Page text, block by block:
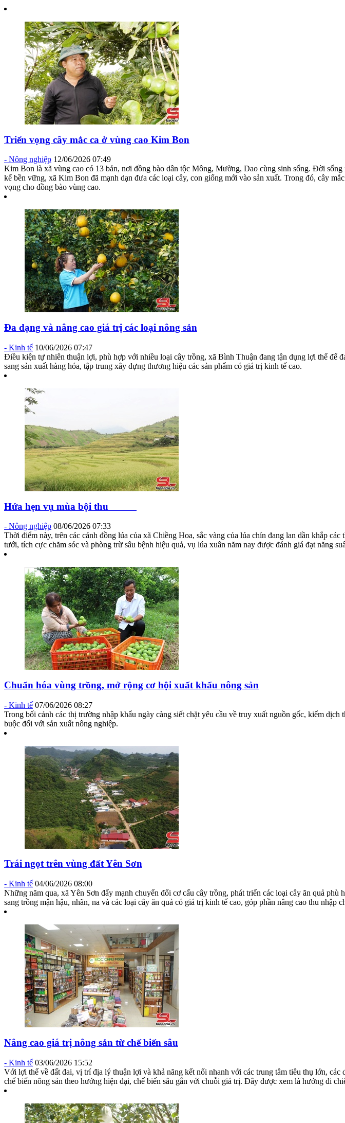
Triển vọng cây mắc ca ở vùng cao Kim Bon
- Nông nghiệp 12/06/2026 07:49
Kim Bon là xã vùng cao có 13 bản, nơi đồng bào dân tộc Mông, Mường, Dao cùng sinh sống. Đời
kế bền vững, xã Kim Bon đã mạnh dạn đưa các loại cây, con giống mới vào sản xuất. Trong đó, cây
vọng cho đồng bào vùng cao.
Đa dạng và nâng cao giá trị các loại nông sản
- Kinh tế 10/06/2026 07:47
Điều kiện tự nhiên thuận lợi, phù hợp với nhiều loại cây trồng, xã Bình Thuận đang tận dụng lợi thế để
sang sản xuất hàng hóa, tập trung xây dựng thương hiệu các sản phẩm có giá trị kinh tế cao.
Hứa hẹn vụ mùa bội thu
- Nông nghiệp 08/06/2026 07:33
Thời điểm này, trên các cánh đồng lúa của xã Chiềng Hoa, sắc vàng của lúa chín đang lan dần khắp
tưới, tích cực chăm sóc và phòng trừ sâu bệnh hiệu quả, vụ lúa xuân năm nay được đánh giá đạt năng
Chuẩn hóa vùng trồng, mở rộng cơ hội xuất khẩu nông sản
- Kinh tế 07/06/2026 08:27
Trong bối cảnh các thị trường nhập khẩu ngày càng siết chặt yêu cầu về truy xuất nguồn gốc, kiểm
buộc đối với sản xuất nông nghiệp.
Trái ngọt trên vùng đất Yên Sơn
- Kinh tế 04/06/2026 08:00
Những năm qua, xã Yên Sơn đẩy mạnh chuyển đổi cơ cấu cây trồng, phát triển các loại cây ăn quả
sang trồng mận hậu, nhãn, na và các loại cây ăn quả có giá trị kinh tế cao, góp phần nâng cao thu
Nâng cao giá trị nông sản từ chế biến sâu
- Kinh tế 03/06/2026 15:52
Với lợi thế về đất đai, vị trí địa lý thuận lợi và khả năng kết nối nhanh với các trung tâm tiêu thụ lớn,
chế biến nông sản theo hướng hiện đại, chế biến sâu gắn với chuỗi giá trị. Đây được xem là hướng đi